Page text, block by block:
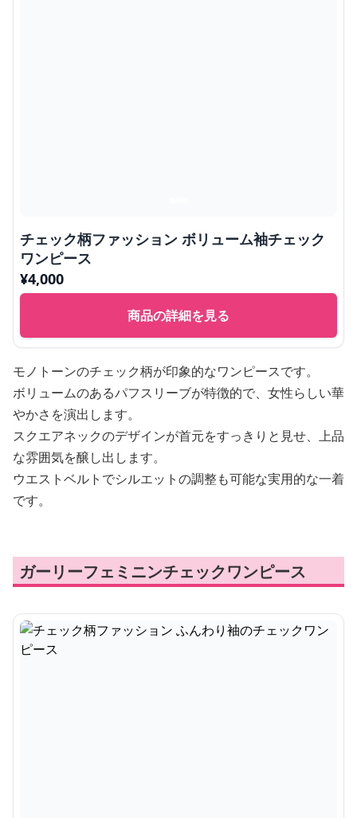
チェック柄ファッション ボリューム袖チェック
ワンピース
¥4,000
商品の詳細を見る
モノトーンのチェック柄が印象的なワンピースです。
ボリュームのあるパフスリーブが特徴的で、女性らしい華
やかさを演出します。
スクエアネックのデザインが首元をすっきりと見せ、上品
な雰囲気を醸し出します。
ウエストベルトでシルエットの調整も可能な実用的な一着
です。
ガーリーフェミニンチェックワンピース